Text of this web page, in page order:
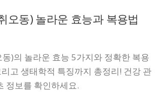
오동) 놀라운 효능과 복용법
)의 놀라운 효능 5가지와 정확한 복용
고 생태학적 특징까지 총정리! 건강 관
정보를 확인하세요.